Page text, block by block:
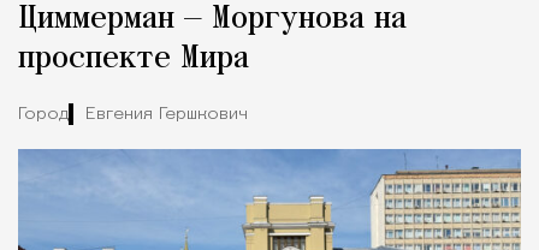
Циммерман — Моргунова на
проспекте Мира
Город Евгения Гершкович